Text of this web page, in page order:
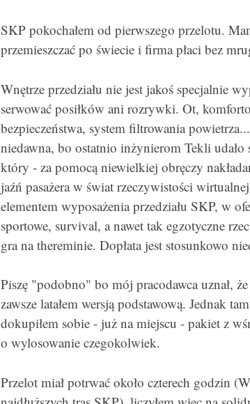
SKP pokochałem od pierwszego przelotu.
przemieszczać po świecie i firma płaci bez
Wnętrze przedziału nie jest jakoś specjalnie
serwować posiłków ani rozrywki. Ot,
bezpieczeństwa, system filtrowania
niedawna, bo ostatnio inżynierom Tekli
który - za pomocą niewielkiej obręczy
jaźń pasażera w świat rzeczywistości
elementem wyposażenia przedziału SKP, w
sportowe, survival, a nawet tak egzotyczne
gra na thereminie. Dopłata jest stosunkowo
Piszę "podobno" bo mój pracodawca uznał,
zawsze latałem wersją podstawową. Jednak
dokupiłem sobie - już na miejscu - pakiet z
o wylosowanie czegokolwiek.
Przelot miał potrwać około czterech godzin